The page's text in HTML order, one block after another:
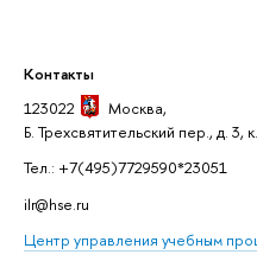
Контакты
123022
Москва,
Б. Трехсвятительский пер., д. 3,
Тел.: +7(495)7729590*23051
ilr@hse.ru
Центр управления учебным